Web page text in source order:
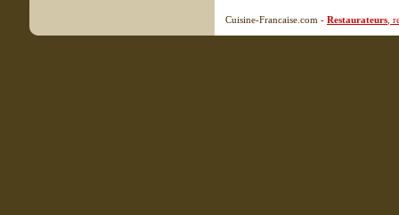
Cuisine-Francaise.com - Restaurateurs ,